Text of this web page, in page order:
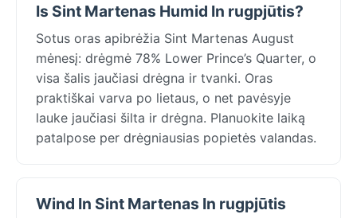
Is Sint Martenas Humid In rugpjūtis?
Sotus oras apibrėžia Sint Martenas August
mėnesį: drėgmė 78% Lower Prince’s Quarter, o
visa šalis jaučiasi drėgna ir tvanki. Oras
praktiškai varva po lietaus, o net pavėsyje
lauke jaučiasi šilta ir drėgna. Planuokite laiką
patalpose per drėgniausias popietės valandas.
Wind In Sint Martenas In rugpjūtis